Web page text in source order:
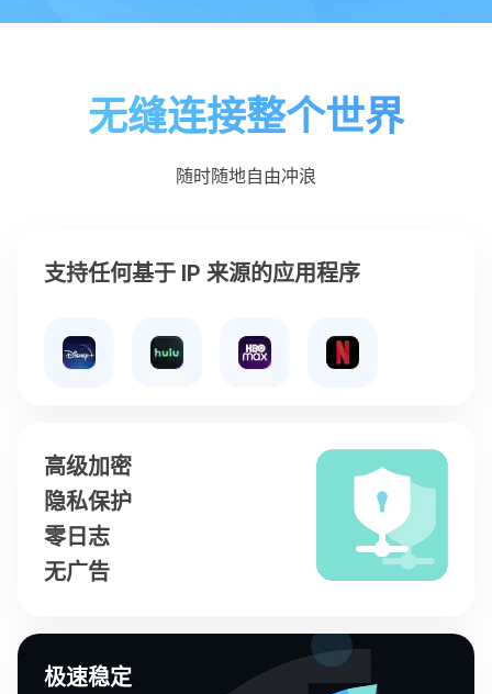
无缝连接整个世界
随时随地自由冲浪
支持任何基于 IP 来源的应用程序
高级加密
隐私保护
零日志
无广告
极速稳定